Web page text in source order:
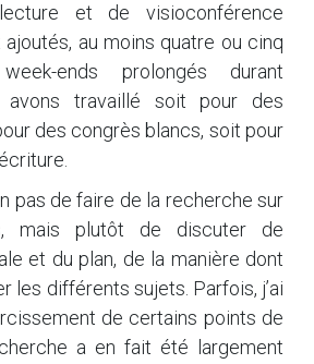
et de visioconférence
au moins quatre ou cinq
ends prolongés durant
avons travaillé soit pour des
des congrès blancs, soit pour
pas de faire de la recherche sur
mais plutôt de discuter de
et du plan, de la manière dont
les différents sujets. Parfois, j’ai
de certains points de
a en fait été largement